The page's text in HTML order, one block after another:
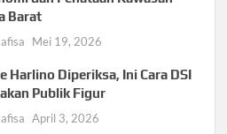
Barat
Mei 19, 2026
Harlino Diperiksa, Ini Cara DSI
Publik Figur
April 3, 2026